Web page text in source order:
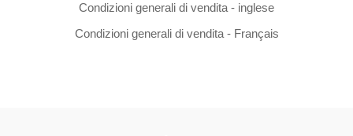
Condizioni generali di vendita - inglese
Condizioni generali di vendita - Français